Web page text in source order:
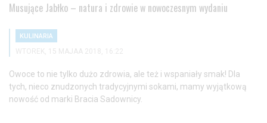
Musujące Jabłko – natura i zdrowie w nowoczesnym wydaniu
KULINARIA
WTOREK, 15 MAJAA 2018, 16:22
Owoce to nie tylko dużo zdrowia, ale też i wspaniały smak! Dla
tych, nieco znudzonych tradycyjnymi sokami, mamy wyjątkową
nowość od marki Bracia Sadownicy.